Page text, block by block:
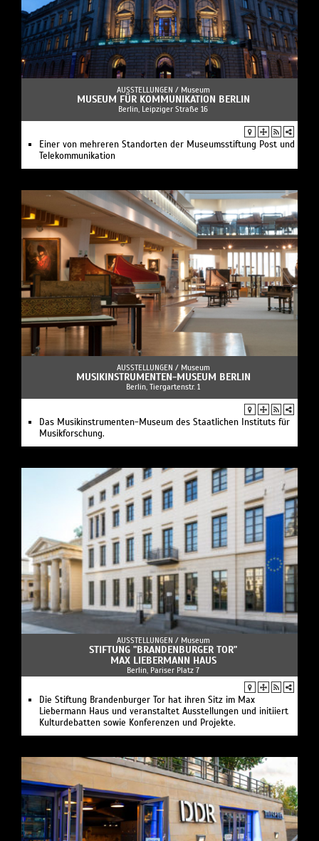
AUSSTELLUNGEN / Museum
MUSEUM FÜR KOMMUNIKATION BERLIN
Berlin, Leipziger Straße 16
Einer von mehreren Standorten der Museumsstiftung Post und
Telekommunikation
AUSSTELLUNGEN / Museum
MUSIKINSTRUMENTEN-MUSEUM BERLIN
Berlin, Tiergartenstr. 1
Das Musikinstrumenten-Museum des Staatlichen Instituts für
Musikforschung.
AUSSTELLUNGEN / Museum
STIFTUNG "BRANDENBURGER TOR"
MAX LIEBERMANN HAUS
Berlin, Pariser Platz 7
Die Stiftung Brandenburger Tor hat ihren Sitz im Max
Liebermann Haus und veranstaltet Ausstellungen und initiiert
Kulturdebatten sowie Konferenzen und Projekte.